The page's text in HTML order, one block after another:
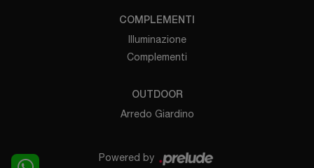
COMPLEMENTI
Illuminazione
Complementi
OUTDOOR
Arredo Giardino
Powered by